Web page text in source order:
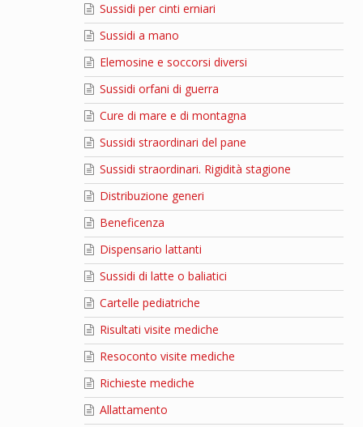
Sussidi per cinti erniari
Sussidi a mano
Elemosine e soccorsi diversi
Sussidi orfani di guerra
Cure di mare e di montagna
Sussidi straordinari del pane
Sussidi straordinari. Rigidità stagione
Distribuzione generi
Beneficenza
Dispensario lattanti
Sussidi di latte o baliatici
Cartelle pediatriche
Risultati visite mediche
Resoconto visite mediche
Richieste mediche
Allattamento